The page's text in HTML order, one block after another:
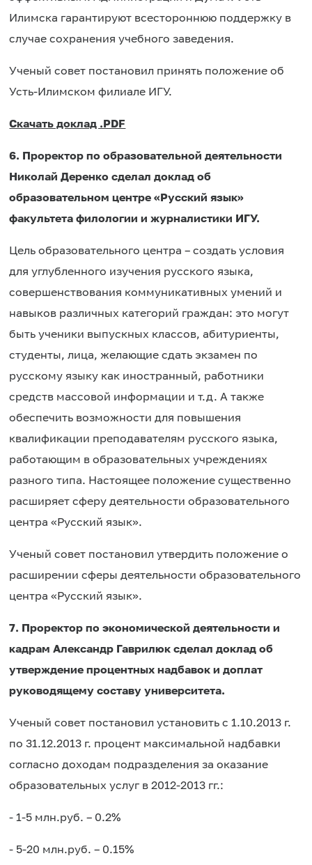
Илимска гарантируют всестороннюю поддержку в
случае сохранения учебного заведения.
Ученый совет постановил принять положение об
Усть-Илимском филиале ИГУ.
Скачать доклад .PDF
6. Проректор по образовательной деятельности
Николай Деренко сделал доклад об
образовательном центре «Русский язык»
факультета филологии и журналистики ИГУ.
Цель образовательного центра – создать условия
для углубленного изучения русского языка,
совершенствования коммуникативных умений и
навыков различных категорий граждан: это могут
быть ученики выпускных классов, абитуриенты,
студенты, лица, желающие сдать экзамен по
русскому языку как иностранный, работники
средств массовой информации и т.д. А также
обеспечить возможности для повышения
квалификации преподавателям русского языка,
работающим в образовательных учреждениях
разного типа. Настоящее положение существенно
расширяет сферу деятельности образовательного
центра «Русский язык».
Ученый совет постановил утвердить положение о
расширении сферы деятельности образовательного
центра «Русский язык».
7. Проректор по экономической деятельности и
кадрам Александр Гаврилюк сделал доклад об
утверждение процентных надбавок и доплат
руководящему составу университета.
Ученый совет постановил установить с 1.10.2013 г.
по 31.12.2013 г. процент максимальной надбавки
согласно доходам подразделения за оказание
образовательных услуг в 2012-2013 гг.:
- 1-5 млн.руб. – 0.2%
- 5-20 млн.руб. – 0.15%